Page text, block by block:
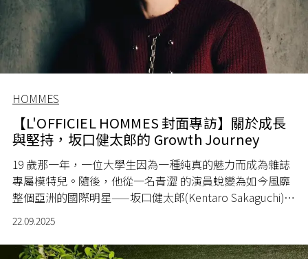
HOMMES
【L'OFFICIEL HOMMES 封面專訪】關於成長
與堅持，坂口健太郎的 Growth Journey
19 歲那一年，一位大學生因為一種純真的魅力而成為雜誌
專屬模特兒。隨後，他從一名青澀 的演員蛻變為如今風靡
整個亞洲的國際明星——坂口健太郎(Kentaro Sakaguchi)。
對他而言，演藝生涯是一段不斷探索和自我發現的旅程，
一切都展示了他在演藝道路上的成長與堅持，也讓我們對
他未來的無限可能充滿期待。
22.09.2025